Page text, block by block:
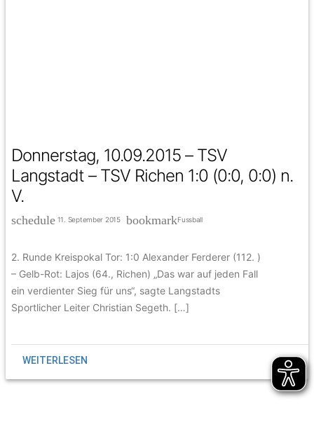
Donnerstag, 10.09.2015 – TSV
Langstadt – TSV Richen 1:0 (0:0, 0:0) n.
V.
schedule 11. September 2015bookmarkFussball
2. Runde Kreispokal Tor: 1:0 Alexander Ferderer (112. )
– Gelb-Rot: Lajos (64., Richen) „Das war auf jeden Fall
ein verdienter Sieg für uns“, sagte Langstadts
Sportlicher Leiter Christian Segeth. […]
WEITERLESEN